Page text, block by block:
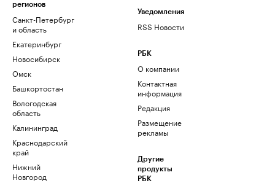
регионов
Санкт-Петербург
и область
Екатеринбург
Новосибирск
Омск
Башкортостан
Вологодская
область
Калининград
Краснодарский
край
Нижний
Новгород
Уведомления
RSS Новости
РБК
О компании
Контактная
информация
Редакция
Размещение
рекламы
Другие
продукты
РБК